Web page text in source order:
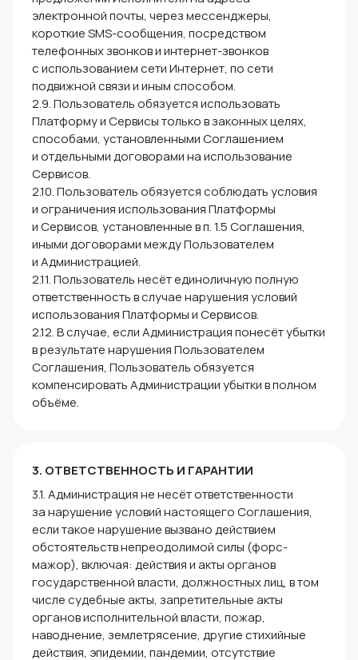
электронной почты, через мессенджеры,
короткие SMS-сообщения, посредством
телефонных звонков и интернет-звонков
с использованием сети Интернет, по сети
подвижной связи и иным способом.
2.9. Пользователь обязуется использовать
Платформу и Сервисы только в законных целях,
способами, установленными Соглашением
и отдельными договорами на использование
Сервисов.
2.10. Пользователь обязуется соблюдать условия
и ограничения использования Платформы
и Сервисов, установленные в п. 1.5 Соглашения,
иными договорами между Пользователем
и Администрацией.
2.11. Пользователь несёт единоличную полную
ответственность в случае нарушения условий
использования Платформы и Сервисов.
2.12. В случае, если Администрация понесёт убытки
в результате нарушения Пользователем
Соглашения, Пользователь обязуется
компенсировать Администрации убытки в полном
объёме.
3. ОТВЕТСТВЕННОСТЬ И ГАРАНТИИ
3.1. Администрация не несёт ответственности
за нарушение условий настоящего Соглашения,
если такое нарушение вызвано действием
обстоятельств непреодолимой силы (форс-
мажор), включая: действия и акты органов
государственной власти, должностных лиц, в том
числе судебные акты, запретительные акты
органов исполнительной власти, пожар,
наводнение, землетрясение, другие стихийные
действия, эпидемии, пандемии, отсутствие